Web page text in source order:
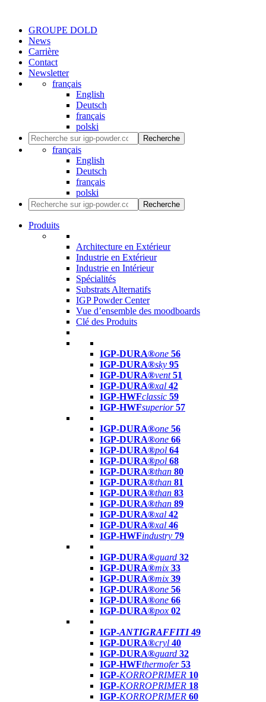
GROUPE DOLD
News
Carrière
Contact
Newsletter
français
English
Deutsch
français
polski
Recherche
français
English
Deutsch
français
polski
Recherche
Produits
Architecture en Extérieur
Industrie en Extérieur
Industrie en Intérieur
Spécialités
Substrats Alternatifs
IGP Powder Center
Vue d’ensemble des moodboards
Clé des Produits
IGP-DURA®one 56
IGP-DURA®sky 95
IGP-DURA®vent 51
IGP-DURA®xal 42
IGP-HWFclassic 59
IGP-HWFsuperior 57
IGP-DURA®one 56
IGP-DURA®one 66
IGP-DURA®pol 64
IGP-DURA®pol 68
IGP-DURA®than 80
IGP-DURA®than 81
IGP-DURA®than 83
IGP-DURA®than 89
IGP-DURA®xal 42
IGP-DURA®xal 46
IGP-HWFindustry 79
IGP-DURA®guard 32
IGP-DURA®mix 33
IGP-DURA®mix 39
IGP-DURA®one 56
IGP-DURA®one 66
IGP-DURA®pox 02
IGP-ANTIGRAFFITI49
IGP-DURA®cryl 40
IGP-DURA®guard 32
IGP-HWFthermofer 53
IGP-KORROPRIMER 10
IGP-KORROPRIMER 18
IGP-KORROPRIMER 60